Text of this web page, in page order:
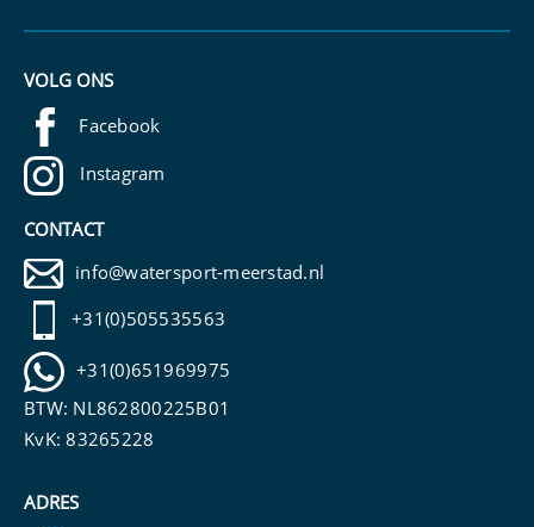
VOLG ONS
Facebook
Instagram
CONTACT
info@watersport-meerstad.nl
+31(0)505535563
+31(0)651969975
BTW: NL862800225B01
KvK: 83265228
ADRES